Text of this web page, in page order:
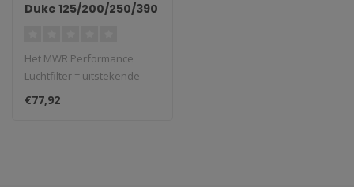
Duke 125/200/250/390
Het MWR Performance
Luchtfilter = uitstekende
prestaties en max.
bescherming. Ge..
€77,92